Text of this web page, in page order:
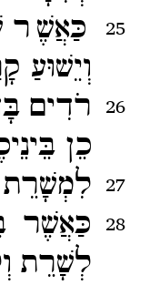
כַּאֲשֶׁר
25
וְיֵשׁוּעַ
רֹדִים 26
כֵן
27
28 כַּאֲשֶׁר
לְשָׁרֵת